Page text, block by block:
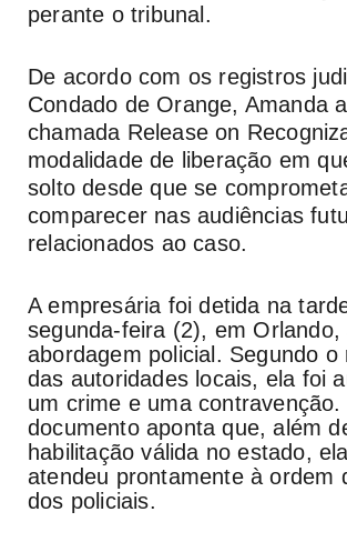
perante o tribunal.
De acordo com os registros
Condado de Orange, Amanda
chamada Release on
modalidade de liberação em
solto desde que se
comparecer nas audiências
relacionados ao caso.
A empresária foi detida na
segunda-feira (2), em Orlando,
abordagem policial. Segundo o
das autoridades locais, ela foi
um crime e uma contravenção.
documento aponta que, além
habilitação válida no estado,
atendeu prontamente à ordem
dos policiais.